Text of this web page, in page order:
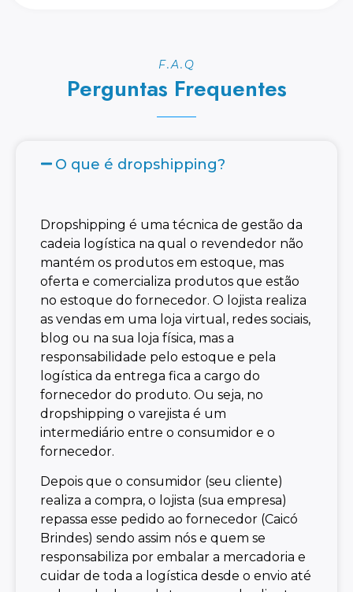
F.A.Q
Perguntas Frequentes
O que é dropshipping?
Dropshipping é uma técnica de gestão da
cadeia logística na qual o revendedor não
mantém os produtos em estoque, mas
oferta e comercializa produtos que estão
no estoque do fornecedor. O lojista realiza
as vendas em uma loja virtual, redes sociais,
blog ou na sua loja física, mas a
responsabilidade pelo estoque e pela
logística da entrega fica a cargo do
fornecedor do produto. Ou seja, no
dropshipping o varejista é um
intermediário entre o consumidor e o
fornecedor.
Depois que o consumidor (seu cliente)
realiza a compra, o lojista (sua empresa)
repassa esse pedido ao fornecedor (Caicó
Brindes) sendo assim nós e quem se
responsabiliza por embalar a mercadoria e
cuidar de toda a logística desde o envio até